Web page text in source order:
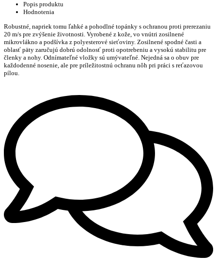
Popis produktu
Hodnotenia
Robustné, napriek tomu ľahké a pohodlné topánky s ochranou proti prerezaniu
20 m/s pre zvýšenie životnosti. Vyrobené z kože, vo vnútri zosilnené
mikrovlákno a podšívka z polyesterové sieťoviny. Zosilnené spodné časti a
oblasť päty zaručujú dobrú odolnosť proti opotrebeniu a vysokú stabilitu pre
členky a nohy. Odnímateľné vložky sú umývateľné. Nejedná sa o obuv pre
každodenné nosenie, ale pre príležitostnú ochranu nôh pri práci s reťazovou
pílou.